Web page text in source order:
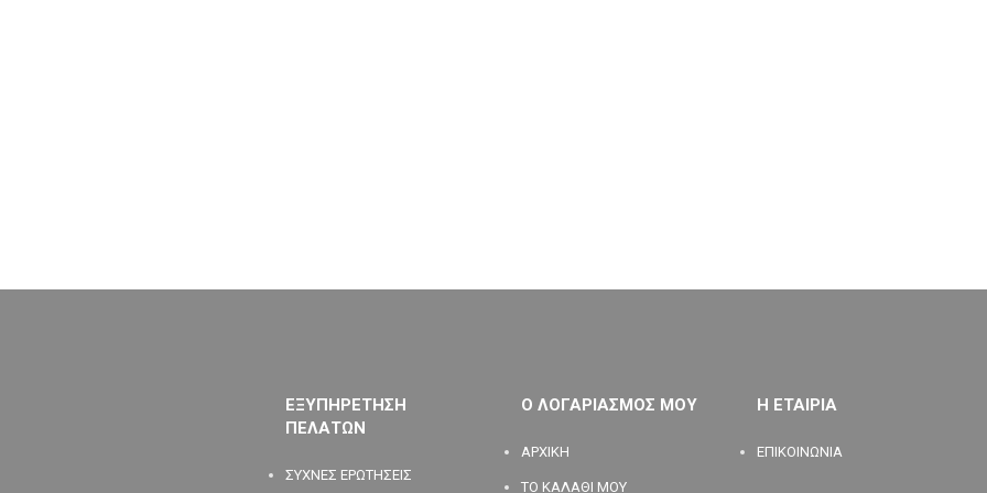
ΕΞΥΠΗΡΕΤΗΣΗ
ΠΕΛΑΤΩΝ
ΣΥΧΝΕΣ ΕΡΩΤΗΣΕΙΣ
Ο ΛΟΓΑΡΙΑΣΜΟΣ ΜΟΥ
ΑΡΧΙΚΗ
ΤΟ ΚΑΛΑΘΙ ΜΟΥ
Η ΕΤΑΙΡΙΑ
ΕΠΙΚΟΙΝΩΝΙΑ